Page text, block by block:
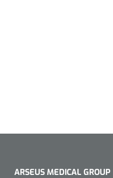
ARSEUS MEDICAL GROUP